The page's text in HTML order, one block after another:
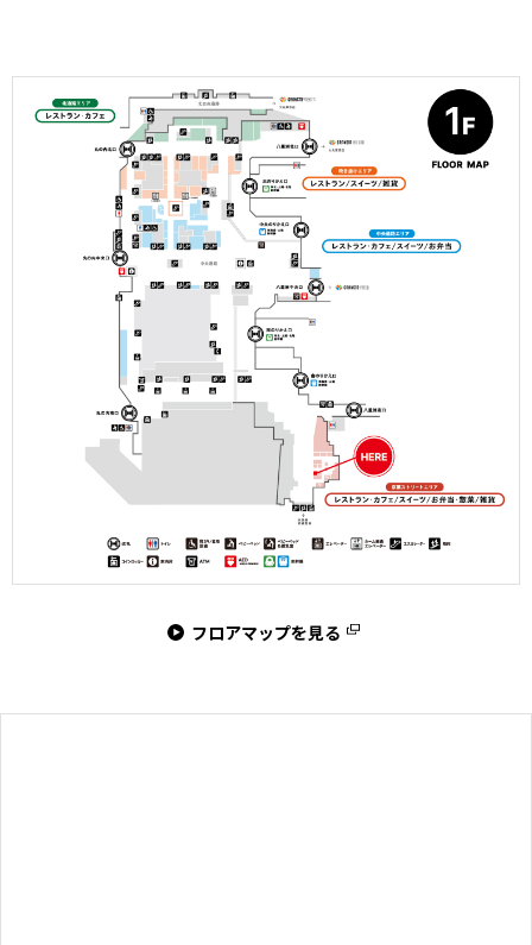
フロアマップを見る